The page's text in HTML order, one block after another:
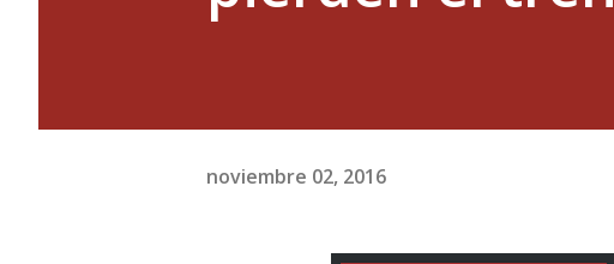
noviembre 02, 2016